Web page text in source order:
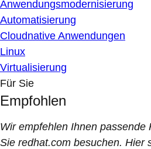
Anwendungsmodernisierung
Automatisierung
Cloudnative Anwendungen
Linux
Virtualisierung
Für Sie
Empfohlen
Wir empfehlen Ihnen passende
Sie redhat.com besuchen. Hier